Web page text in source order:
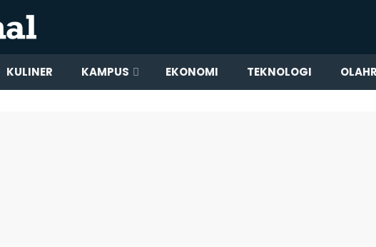
KULINER KAMPUS EKONOMI TEKNOLOGI